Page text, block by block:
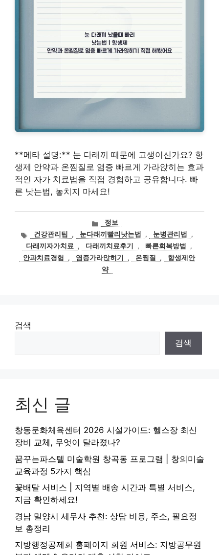
**메타 설명:** 눈 다래끼 때문에 고생이신가요? 항
생제 안약과 온찜질로 염증 빠르게 가라앉히는 효과
적인 자가 치료법을 직접 경험하고 공유합니다. 빠
른 낫는법, 놓치지 마세요!
카
테
고
리
정보
태
그
건강관리팁 , 눈다래끼빨리낫는법 , 눈병관리법
,
다래끼자가치료
, 다래끼치료후기 , 빠른회복방법
,
안과치료경험
, 염증가라앉히기 , 온찜질 ,
항생제안
약
검색
검색
최신 글
창동문화체육센터 2026 시설가이드: 헬스장 최신
장비 교체, 무엇이 달라졌나?
꿈꾸는파스텔 미술학원 창곡동 프로그램 | 창의미술
교육과정 5가지 핵심
꽃배달 서비스 | 지역별 배송 시간과 특별 서비스,
지금 확인하세요!
경남 밀양시 세무사 추천: 상담 비용, 주소, 필요정
보 총정리
지방행정공제회 홈페이지 회원 서비스: 지방공무원